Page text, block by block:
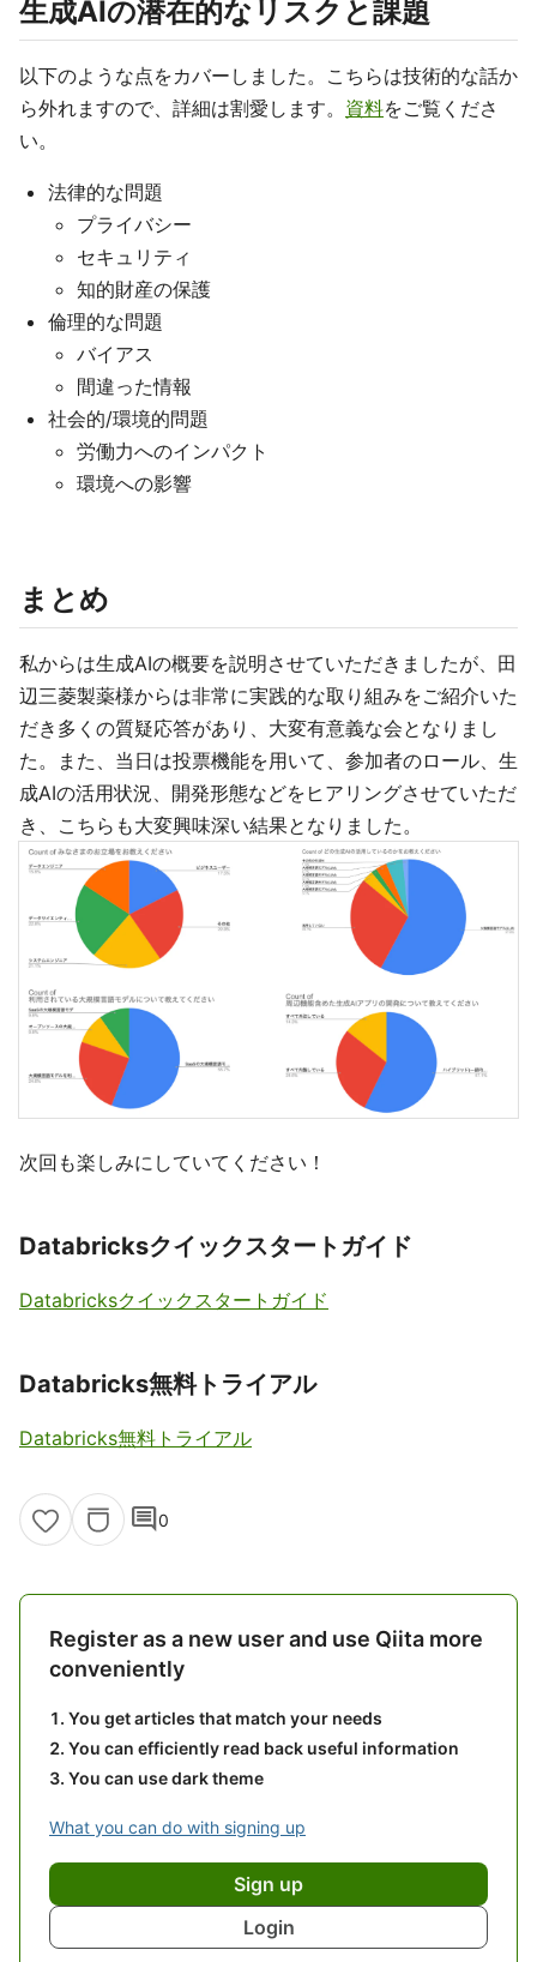
生成AIの潜在的なリスクと課題
以下のような点をカバーしました。こちらは技術的な話か
ら外れますので、詳細は割愛します。 資料をご覧くださ
い。
法律的な問題
プライバシー
セキュリティ
知的財産の保護
倫理的な問題
バイアス
間違った情報
社会的/環境的問題
労働力へのインパクト
環境への影響
まとめ
私からは生成AIの概要を説明させていただきましたが、田
辺三菱製薬様からは非常に実践的な取り組みをご紹介いた
だき多くの質疑応答があり、大変有意義な会となりまし
た。また、当日は投票機能を用いて、参加者のロール、生
成AIの活用状況、開発形態などをヒアリングさせていただ
き、こちらも大変興味深い結果となりました。
次回も楽しみにしていてください！
Databricksクイックスタートガイド
Databricksクイックスタートガイド
Databricks無料トライアル
Databricks無料トライアル
comment0
Register as a new user and use Qiita more
conveniently
You get articles that match your needs
You can efficiently read back useful information
You can use dark theme
What you can do with signing up
Sign up
Login